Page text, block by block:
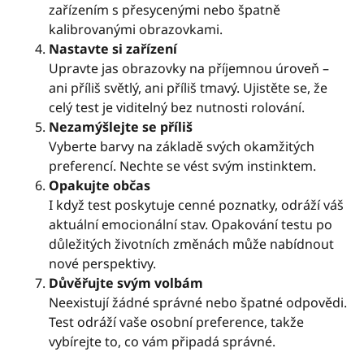
zařízením s přesycenými nebo špatně
kalibrovanými obrazovkami.
Nastavte si zařízení
Upravte jas obrazovky na příjemnou úroveň –
ani příliš světlý, ani příliš tmavý. Ujistěte se, že
celý test je viditelný bez nutnosti rolování.
Nezamýšlejte se příliš
Vyberte barvy na základě svých okamžitých
preferencí. Nechte se vést svým instinktem.
Opakujte občas
I když test poskytuje cenné poznatky, odráží váš
aktuální emocionální stav. Opakování testu po
důležitých životních změnách může nabídnout
nové perspektivy.
Důvěřujte svým volbám
Neexistují žádné správné nebo špatné odpovědi.
Test odráží vaše osobní preference, takže
vybírejte to, co vám připadá správné.